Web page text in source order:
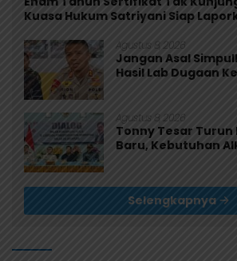
Kuasa Hukum Satriyani Siap
Agustus 8, 2026
Jangan Asal
Hasil Lab Dugaan
Agustus 8, 2026
Tonny Tesar Turun
Baru, Kebutuhan
Selengkapnya